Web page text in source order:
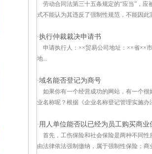
劳动合同法第三十五条规定的“应当”，
式不能认为其违反了强制性规范，不能因
·执行仲裁裁决申请书
申请执行人：××贸易公司地址：××省
地...
·域名能否登记为商号
如果你有一个经营成功的网站，有一个
业名称呢？根据《企业名称登记管理实施
· 用人单位能否以已经为员工购买商
首先，工伤保险和社会保险是两种不同
由法律依法强制缴纳，属于强制性保险；